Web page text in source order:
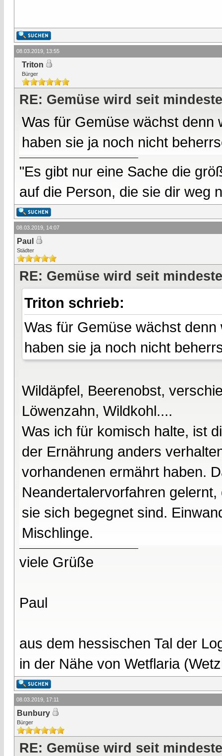
08.03.2019, 13:55
Triton
Bürger
RE: Gemüse wird seit
Was für Gemüse wächst denn
haben sie ja noch nicht
"Es gibt nur eine Sache die
auf die Person, die sie dir weg
08.03.2019, 14:07
Paul
Städter
RE: Gemüse wird seit
Triton schrieb:
Was für Gemüse wächst
haben sie ja noch nicht
Wildäpfel, Beerenobst,
Löwenzahn, Wildkohl....
Was ich für komisch halte, ist
der Ernährung anders
vorhandenen ermährt haben.
Neandertalervorfahren
sie sich begegnet sind.
Mischlinge.
viele Grüße
Paul
aus dem hessischen Tal der
in der Nähe von Wetflaria
08.03.2019, 17:11
Bunbury
Bürger
RE: Gemüse wird seit